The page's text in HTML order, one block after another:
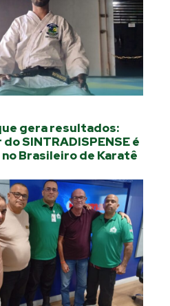
gera resultados:
SINTRADISPENSE é
Brasileiro de Karatê